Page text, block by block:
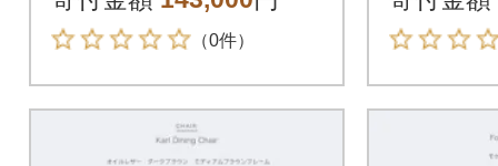
（0件）